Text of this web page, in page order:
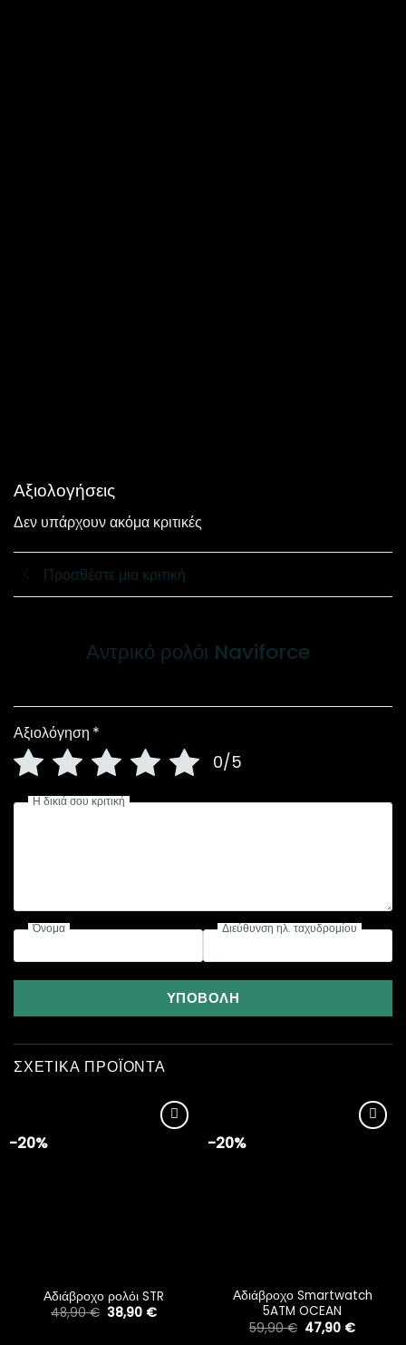
Αξιολογήσεις
Δεν υπάρχουν ακόμα κριτικές
Προσθέστε μια κριτική
Αντρικό ρολόι Naviforce
Αξιολόγηση *
0/5
Η δικιά σου κριτική
Όνομα Διεύθυνση ηλ. ταχυδρομίου
ΥΠΟΒΟΛΉ
ΣΧΕΤΙΚΆ ΠΡΟΪΌΝΤΑ
-20%
Αδιάβροχο ρολόι STR
48,90€ Original
price
38,90 €Η
-20%
Αδιάβροχο Smartwatch
5ATM OCEAN
59,90€ Original
price
47,90 €Η